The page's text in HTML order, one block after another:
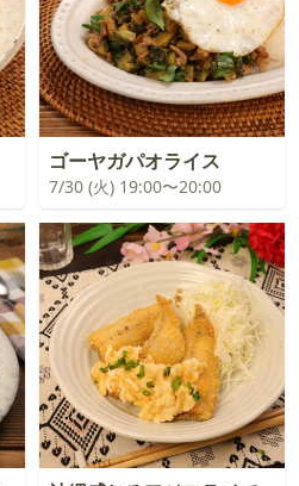
ゴーヤガパオライス
7/30 (火) 19:00〜20:00